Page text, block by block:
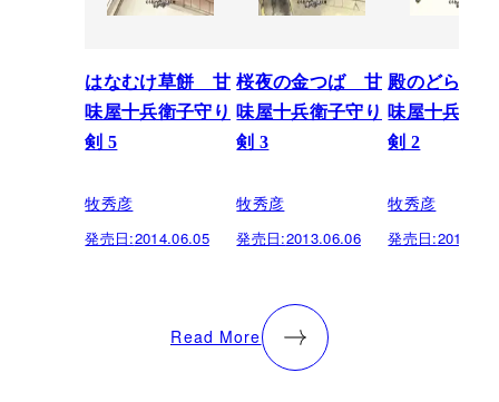
はなむけ草餅 甘
味屋十兵衛子守り
剣 5
牧秀彦
発売日:2014.06.05
桜夜の金つば 甘
味屋十兵衛子守り
剣 3
牧秀彦
発売日:2013.06.06
殿のどら焼
味屋十兵衛
剣 2
牧秀彦
発売日:
Read More